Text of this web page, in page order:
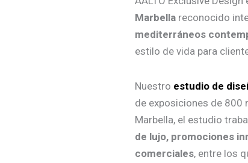
Marbella reconocido
mediterráneos
estilo de vida para
Nuestro estudio de
de exposiciones de 800
Marbella, el estudio
de lujo, promociones
comerciales, entre los